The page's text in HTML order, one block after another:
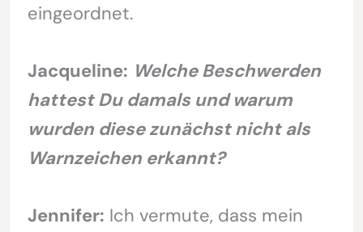
eingeordnet.
Jacqueline: Welche Beschwerden
hattest Du damals und warum
wurden diese zunächst nicht als
Warnzeichen erkannt?
Jennifer: Ich vermute, dass mein